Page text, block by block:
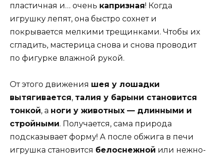
пластичная и… очень капризная! Когда
игрушку лепят, она быстро сохнет и
покрывается мелкими трещинками. Чтобы их
сгладить, мастерица снова и снова проводит
по фигурке влажной рукой.
От этого движения шея у лошадки
вытягивается, талия у барыни становится
тонкой, а ноги у животных — длинными и
стройными. Получается, сама природа
подсказывает форму! А после обжига в печи
игрушка становится белоснежной или нежно-